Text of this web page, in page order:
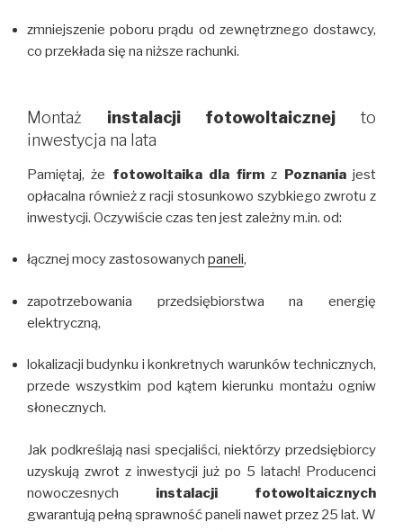
zmniejszenie poboru prądu od zewnętrznego dostawcy,
co przekłada się na niższe rachunki.
Montaż instalacji fotowoltaicznej to
inwestycja na lata
Pamiętaj, że fotowoltaika dla firmz Poznaniajest
opłacalna również z racji stosunkowo szybkiego zwrotu z
inwestycji. Oczywiście czas ten jest zależny m.in. od:
łącznej mocy zastosowanych paneli,
zapotrzebowania przedsiębiorstwa na energię
elektryczną,
lokalizacji budynku i konkretnych warunków technicznych,
przede wszystkim pod kątem kierunku montażu ogniw
słonecznych.
Jak podkreślają nasi specjaliści, niektórzy przedsiębiorcy
uzyskują zwrot z inwestycji już po 5 latach! Producenci
nowoczesnych instalacji fotowoltaicznych
gwarantują pełną sprawność paneli nawet przez 25 lat. W